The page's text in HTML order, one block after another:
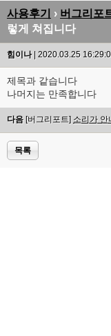
사용후기 › 버그리포
렇게 쳐집니다
힘이나| 2020.03.25
제목과 같습니다
나머지는 만족합니다
다음 [버그리포트] 소리가 안
목록